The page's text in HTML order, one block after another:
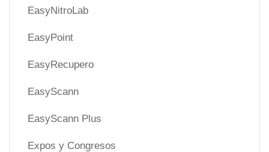
EasyNitroLab
EasyPoint
EasyRecupero
EasyScann
EasyScann Plus
Expos y Congresos